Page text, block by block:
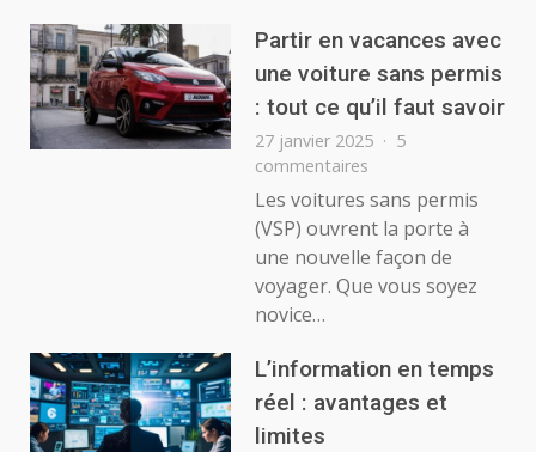
Partir en vacances avec
une voiture sans permis
: tout ce qu’il faut savoir
27 janvier 2025
5
commentaires
en
vacances
avec
une
permis
tout
Les voitures sans permis
(VSP) ouvrent la porte à
une nouvelle façon de
voyager. Que vous soyez
novice…
L’information en temps
réel : avantages et
limites